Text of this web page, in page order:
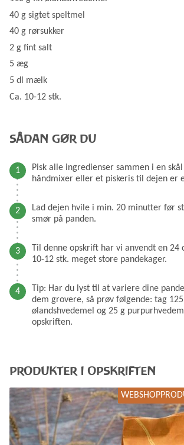
40 g sigtet speltmel
40 g rørsukker
2 g fint salt
5 æg
5 dl mælk
Ca. 10-12 stk.
SÅDAN GØR DU
Pisk alle ingredienser sammen i en
håndmixer eller et piskeris til dejen er
Lad dejen hvile i min. 20 minutter før
smør på panden.
Til denne opskrift har vi anvendt en 24
10-12 stk. meget store pandekager.
Tip: Har du lyst til at variere dine
dem grovere, så prøv følgende: tag
ølandshvedemel og 25 g
opskriften.
PRODUKTER I OPSKRIFTEN